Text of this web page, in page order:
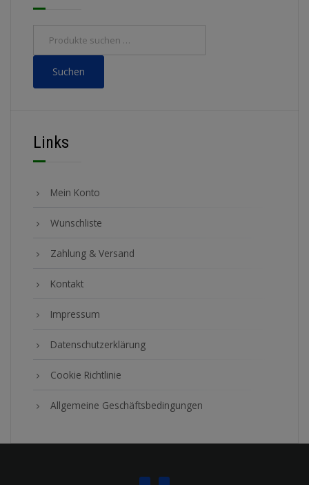
Suchen
Links
Mein Konto
Wunschliste
Zahlung & Versand
Kontakt
Impressum
Datenschutzerklärung
Cookie Richtlinie
Allgemeine Geschäftsbedingungen